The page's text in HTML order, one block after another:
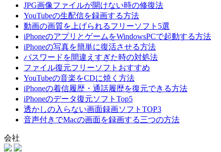
JPG画像ファイルが開けない時の修復法
YouTubeの生配信を録画する方法
動画の画質を上げられるフリーソフト5選
iPhoneのアプリとゲームをWindowsPCで起動する方法
iPhoneの写真を簡単に復活させる方法
パスワードを間違えすぎた時の対処法
ファイル復元フリーソフトおすすめ
YouTubeの音楽をCDに焼く方法
iPhoneの着信履歴・通話履歴を復元できる方法
iPhoneのデータ復元ソフトTop5
透かしの入らない画面録画ソフトTOP3
音声付きでMacの画面を録画する三つの方法
会社